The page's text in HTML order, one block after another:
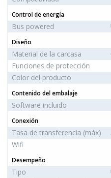
Control de energía
Bus powered
Diseño
Material de la carcasa
Funciones de protección
Color del producto
Contenido del embalaje
Software incluido
Conexión
Tasa de transferencia (máx)
Wifi
Desempeño
Tipo